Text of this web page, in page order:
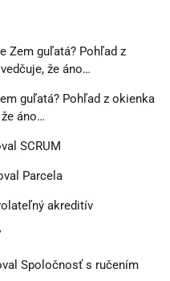
Zem guľatá? Pohľad z
že áno…
guľatá? Pohľad z okienka
áno…
SCRUM
Parcela
akreditív
Spoločnosť s ručením